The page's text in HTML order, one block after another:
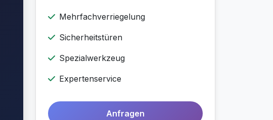
Mehrfachverriegelung
Sicherheitstüren
Spezialwerkzeug
Expertenservice
Anfragen